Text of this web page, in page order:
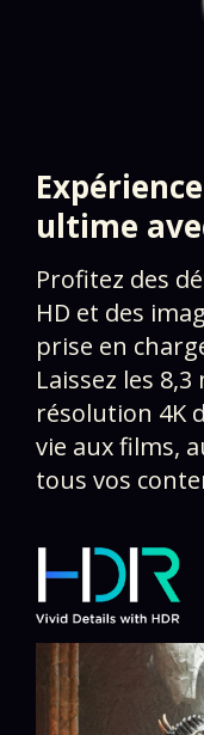
ultime
Profitez des
HD et des
prise en
Laissez les
résolution 4K
vie aux films,
tous vos